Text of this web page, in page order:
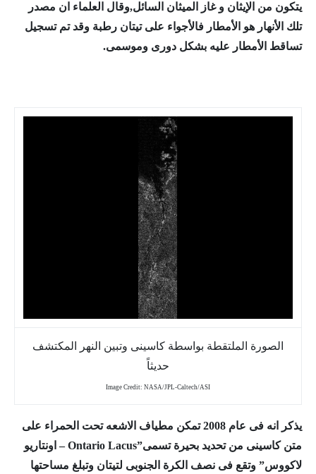
يتكون من الإيثان و غاز الميثان السائل,وقال العلماء ان مصدر
تلك الأنهار هو الأمطار فالأجواء على تيتان رطبة وقد تم تسجيل
تساقط الأمطار عليه بشكل دورى وموسمى.
الصورة الملتقطة بواسطة كاسينى وتبين النهر المكتشف
حديثاً
Image Credit: NASA/JPL-Caltech/ASI
يذكر انه فى عام 2008 تمكن مطياف الاشعه تحت الحمراء على
متن كاسينى من تحديد بحيرة تسمى”
Ontario Lacus – اونتاريو
لاكووس” وتقع فى نصف الكرة الجنوبى لتيتان وتبلغ مساحتها